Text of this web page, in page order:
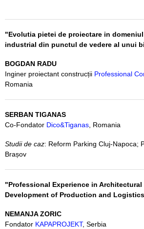
"Evolutia pietei de proiectare in
industrial din punctul de vedere al unui
BOGDAN RADU
Inginer proiectant construcții Professional
Romania
SERBAN TIGANAS
Co-Fondator Dico&Tiganas , Romania
Studii de caz: Reform Parking Cluj-Napoca;
Brașov
"Professional Experience in Architectural
Development of Production and
NEMANJA ZORIC
Fondator KAPAPROJEKT, Serbia